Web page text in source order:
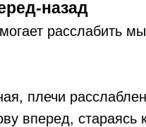
назад
расслабить
плечи
вперед, стараясь